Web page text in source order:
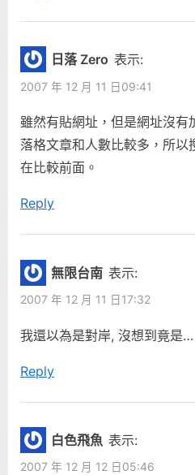
日落 Zero 表示:
2007 年 12 月 11 日09:41
雖然有貼網址，但是網址沒有
落格文章和人數比較多，所以
在比較前面。
Reply
無限台南 表示:
2007 年 12 月 11 日17:32
我還以為是對岸, 沒想到竟是…
Reply
白色飛魚 表示:
2007 年 12 月 12 日05:46